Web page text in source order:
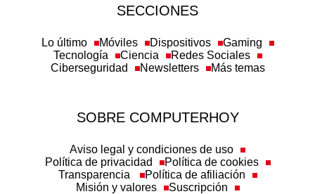
SECCIONES
Lo último Móviles Dispositivos
Gaming
Tecnología
Ciencia
Redes Sociales
Ciberseguridad
Newsletters Más temas
SOBRE COMPUTERHOY
Aviso legal y condiciones de uso
Política de privacidad
Política de cookies
Transparencia
Política de afiliación
Misión y valores
Suscripción